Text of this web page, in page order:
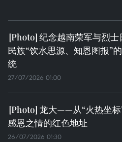
纪念越南荣军与烈士
民族“饮水思源、知恩图报”
统
27/07/2026 01:00
龙大——从“火热坐标
感恩之情的红色地址
26/07/2026 01:30